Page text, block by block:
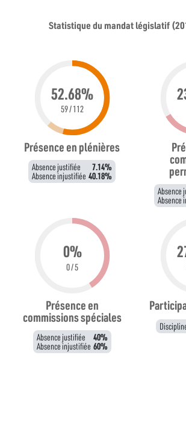
Statistique du mandat législatif
52.68%
59 / 112
Présence en plénières
Absence justifiée 7.14%
Absence injustifiée 40.18%
Absence
Absence
0%
0 / 5
Présence en
commissions spéciales
Absence justifiée 40%
Absence injustifiée 60%